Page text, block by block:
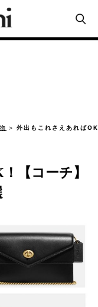
外出もこれさえあれば
【コーチ】